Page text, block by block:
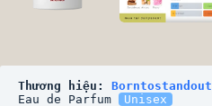
Thương hiệu: Borntostandout
Eau de Parfum
Unisex